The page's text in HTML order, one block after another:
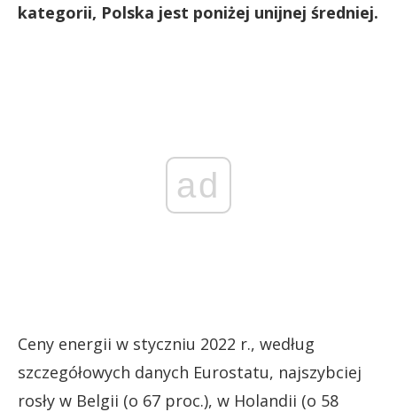
kategorii, Polska jest poniżej unijnej średniej.
ad
Ceny energii w styczniu 2022 r., według
szczegółowych danych Eurostatu, najszybciej
rosły w Belgii (o 67 proc.), w Holandii (o 58